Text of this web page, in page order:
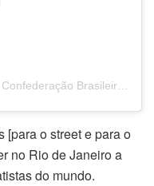
Uma publicação compartilhada por Confederação Brasileira Skate (@cbskskate)
[para o street e para o
no Rio de Janeiro a
do mundo.